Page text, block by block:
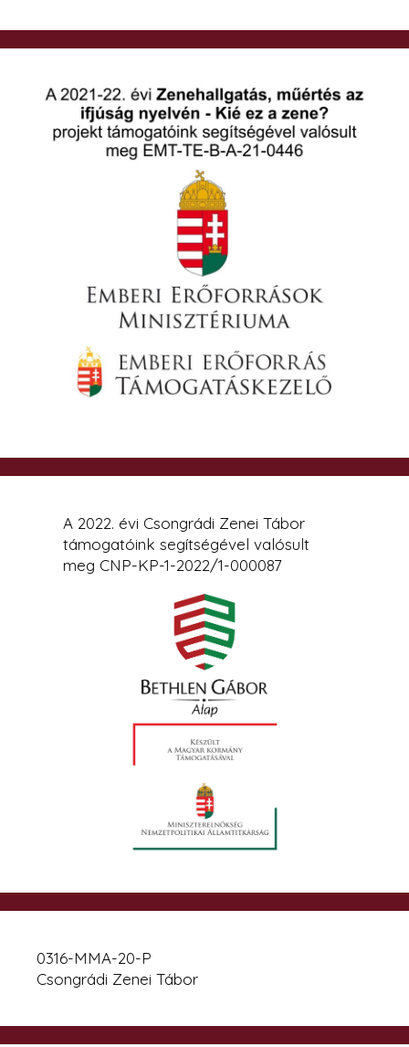
A 2022. évi Csongrádi Zenei Tábor
támogatóink segítségével valósult
meg CNP-KP-1-2022/1-000087
0316-MMA-20-P
Csongrádi Zenei Tábor